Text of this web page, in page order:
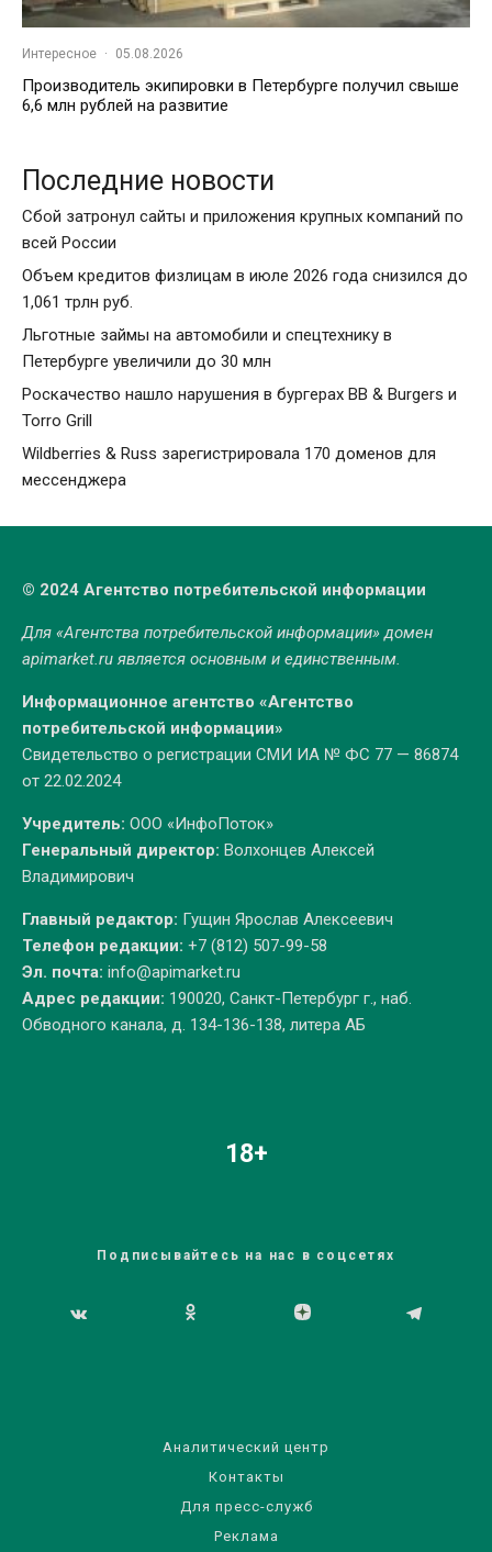
Интересное · 05.08.2026
Производитель экипировки в Петербурге получил свыше
6,6 млн рублей на развитие
Последние новости
Сбой затронул сайты и приложения крупных компаний по
всей России
Объем кредитов физлицам в июле 2026 года снизился до
1,061 трлн руб.
Льготные займы на автомобили и спецтехнику в
Петербурге увеличили до 30 млн
Роскачество нашло нарушения в бургерах BB & Burgers и
Torro Grill
Wildberries & Russ зарегистрировала 170 доменов для
мессенджера
© 2024 Агентство потребительской информации
Для «Агентства потребительской информации» домен
apimarket.ruявляется основным и единственным.
Информационное агентство «Агентство
потребительской информации»
Свидетельство о регистрации СМИ ИА № ФС 77 — 86874
от 22.02.2024
Учредитель: ООО «ИнфоПоток»
Генеральный директор: Волхонцев Алексей
Владимирович
Главный редактор: Гущин Ярослав Алексеевич
Телефон редакции: +7 (812) 507-99-58
Эл. почта: info@apimarket.ru
Адрес редакции: 190020, Санкт-Петербург г., наб.
Обводного канала, д. 134-136-138, литера АБ
18+
Подписывайтесь на нас в соцсетях
Аналитический центр
Контакты
Для пресс-служб
Реклама